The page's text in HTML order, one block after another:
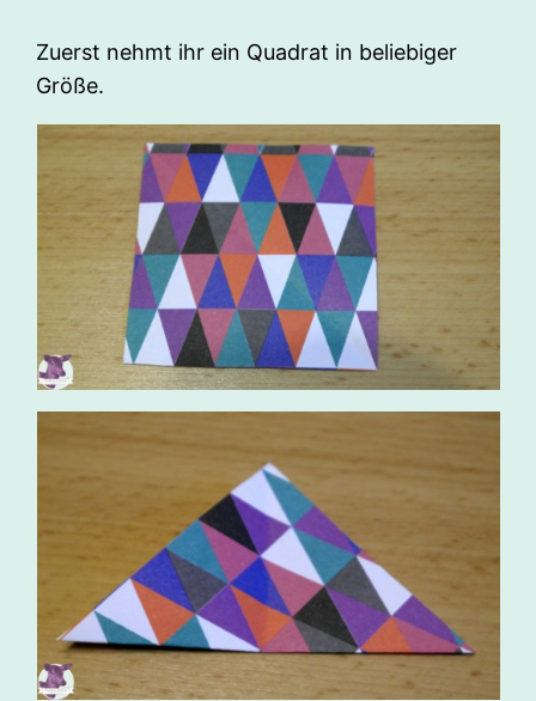
Zuerst nehmt ihr ein Quadrat in beliebiger
Größe.